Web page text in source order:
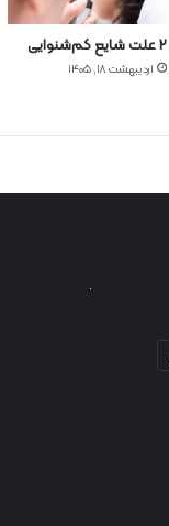
۲ علت شایع‌ کم‌شنوایی
اردیبهشت ۱۸, ۱۴۰۵